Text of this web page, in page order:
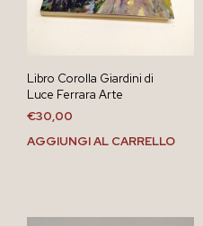
Libro Corolla Giardini di
Luce Ferrara Arte
€30,00
AGGIUNGI AL CARRELLO